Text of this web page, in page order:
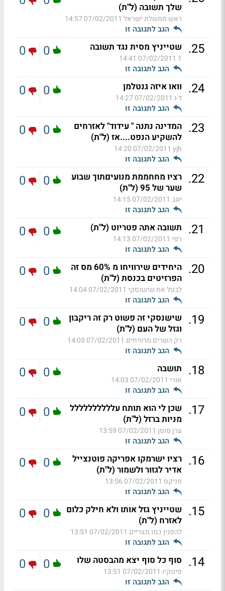
שלך תשובה (ל"ת)
ראש ממשלת ישראל 07/02/2011 14:57
הגב לתגובה זו
25
. שטייניץ מסית נגד תשובה
1
07/02/2011 14:41
הגב לתגובה זו
0
0
24
. וואו איזה גנטלמן
ד-ו 07/02/2011 14:27
הגב לתגובה זו
0
0
23
. המדינה נתנה " עידוד" לאזרחים
להשקיע הנפט....אז (ל"ת)
yjh
07/02/2011 14:20
הגב לתגובה זו
0
0
22
. רציו מחחממת מנועיםתוך שבוע
שער של 95 (ל"ת)
יוגב 07/02/2011 14:15
הגב לתגובה זו
0
0
21
. תשובה אתה פטריוט (ל"ת)
רפי 07/02/2011 14:13
הגב לתגובה זו
0
0
20
.
היחידים שירוויחו מ 60% מס זה
הפרזיטים בכנסת (ל"ת)
לבטל את שישנסקי 07/02/2011 14:04
הגב לתגובה זו
0
0
19
. שישנסקי זה פשוט רק זה ריקבון
וגזל של העם (ל"ת)
רק השרים מרוויחים 07/02/2011 14:03
הגב לתגובה זו
0
0
18
. תושבה
אורי 07/02/2011 14:03
הגב לתגובה זו
0
0
17
. שכן לי הוא תותח עלללללללללל
מניות ברזל (ל"ת)
ערן סוסן 07/02/2011 13:59
הגב לתגובה זו
0
0
16
. רציו ישרמקו אפריקה פוטנצייל
אדיר לגזור ולשמור (ל"ת)
פניקס 07/02/2011 13:56
הגב לתגובה זו
0
0
15
. שטייניץ גזל אותו ולא חילק כלום
לאזרח (ל"ת)
להפגין כמו מצריים 07/02/2011 13:51
הגב לתגובה זו
0
0
14
. סוף כל סוף יצא מהבסטה שלו
פינוקיו 07/02/2011 13:51
הגב לתגובה זו
0
0